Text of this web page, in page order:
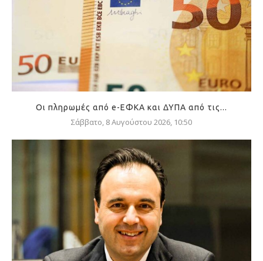
Οι πληρωμές από e-ΕΦΚΑ και ΔΥΠΑ από τις...
Σάββατο, 8 Αυγούστου 2026, 10:50